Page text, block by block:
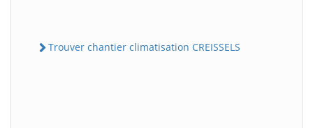
Trouver chantier climatisation CREISSELS